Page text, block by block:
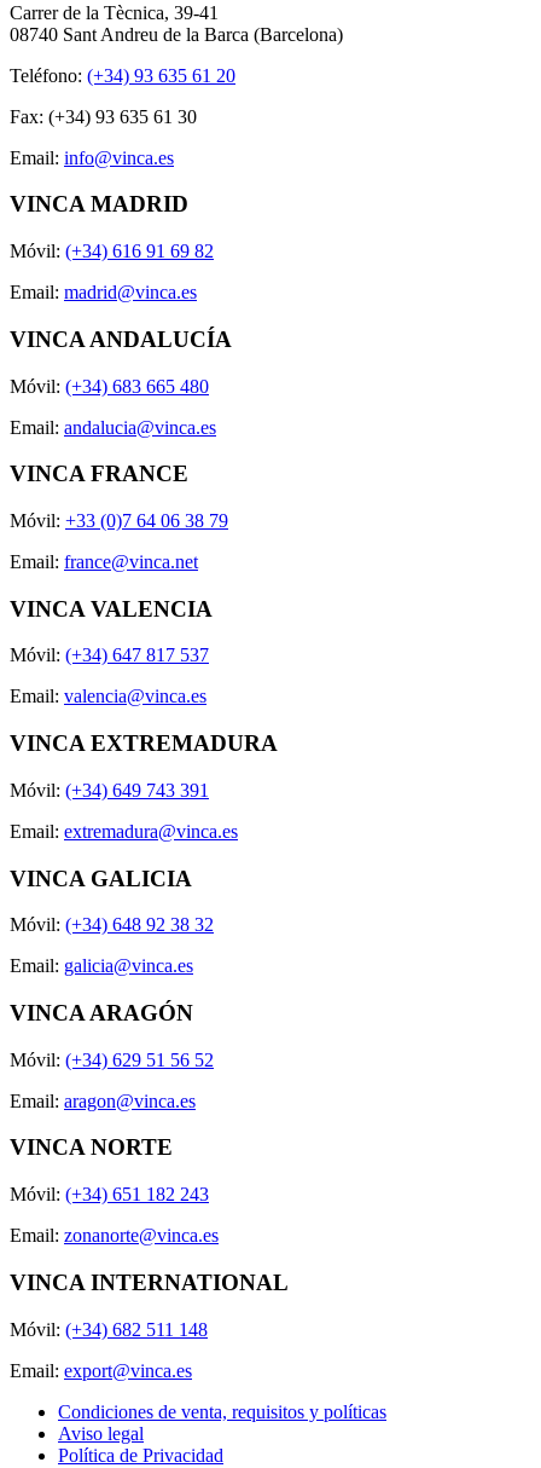
Carrer de la Tècnica, 39-41
08740 Sant Andreu de la Barca (Barcelona)
Teléfono: (+34) 93 635 61 20
Fax: (+34) 93 635 61 30
Email: info@vinca.es
VINCA MADRID
Móvil: (+34) 616 91 69 82
Email: madrid@vinca.es
VINCA ANDALUCÍA
Móvil: (+34) 683 665 480
Email: andalucia@vinca.es
VINCA FRANCE
Móvil: +33 (0)7 64 06 38 79
Email: france@vinca.net
VINCA VALENCIA
Móvil: (+34) 647 817 537
Email: valencia@vinca.es
VINCA EXTREMADURA
Móvil: (+34) 649 743 391
Email: extremadura@vinca.es
VINCA GALICIA
Móvil: (+34) 648 92 38 32
Email: galicia@vinca.es
VINCA ARAGÓN
Móvil: (+34) 629 51 56 52
Email: aragon@vinca.es
VINCA NORTE
Móvil: (+34) 651 182 243
Email: zonanorte@vinca.es
VINCA INTERNATIONAL
Móvil: (+34) 682 511 148
Email: export@vinca.es
Condiciones de venta, requisitos y políticas
Aviso legal
Política de Privacidad